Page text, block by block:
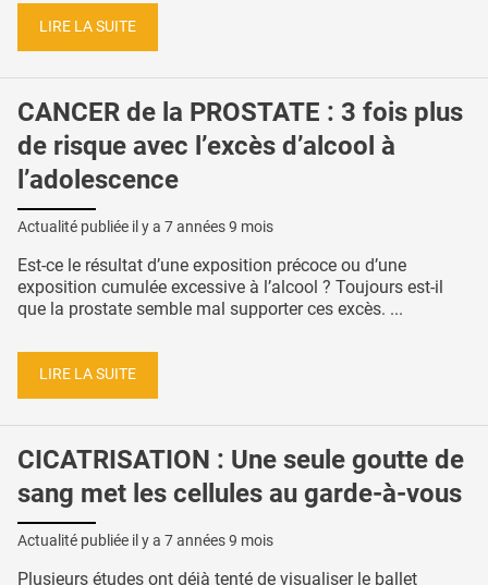
LIRE LA SUITE
CANCER de la PROSTATE : 3 fois plus
de risque avec l’excès d’alcool à
l’adolescence
Actualité publiée il y a 7 années 9 mois
Est-ce le résultat d’une exposition précoce ou d’une
exposition cumulée excessive à l’alcool ? Toujours est-il
que la prostate semble mal supporter ces excès. ...
LIRE LA SUITE
CICATRISATION : Une seule goutte de
sang met les cellules au garde-à-vous
Actualité publiée il y a 7 années 9 mois
Plusieurs études ont déjà tenté de visualiser le ballet